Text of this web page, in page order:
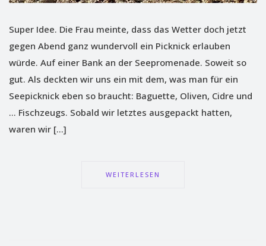
Super Idee. Die Frau meinte, dass das Wetter doch jetzt
gegen Abend ganz wundervoll ein Picknick erlauben
würde. Auf einer Bank an der Seepromenade. Soweit so
gut. Als deckten wir uns ein mit dem, was man für ein
Seepicknick eben so braucht: Baguette, Oliven, Cidre und
… Fischzeugs. Sobald wir letztes ausgepackt hatten,
waren wir […]
WEITERLESEN